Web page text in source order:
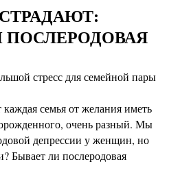
стресс для семейной пары
семья от желания иметь
очень разный. Мы
депрессии у женщин, но
Бывает ли послеродовая